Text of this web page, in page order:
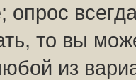
то вы
из